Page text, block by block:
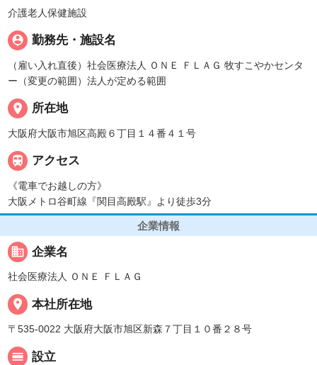
介護老人保健施設
person_pin 勤務先・施設名
（雇い入れ直後）社会医療法人 ＯＮＥ ＦＬＡＧ 牧すこやかセンタ
ー（変更の範囲）法人が定める範囲
place 所在地
大阪府大阪市旭区高殿６丁目１４番４１号
 アクセス
《電車でお越しの方》
大阪メトロ谷町線『関目高殿駅』より徒歩3分
企業情報
business 企業名
社会医療法人 ＯＮＥ ＦＬＡＧ
place 本社所在地
〒535-0022 大阪府大阪市旭区新森７丁目１０番２８号
calendar_view_day 設立